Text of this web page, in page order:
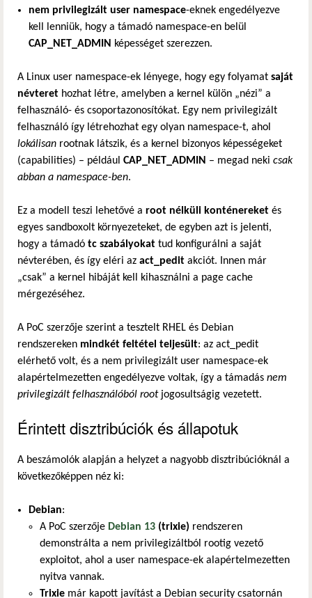
nem privilegizált user namespace-eknek engedélyezve
kell lenniük, hogy a támadó namespace-en belül
CAP_NET_ADMIN képességet szerezzen.
A Linux user namespace-ek lényege, hogy egy folyamat saját
névteret hozhat létre, amelyben a kernel külön „nézi” a
felhasználó- és csoportazonosítókat. Egy nem privilegizált
felhasználó így létrehozhat egy olyan namespace-t, ahol
lokálisan rootnak látszik, és a kernel bizonyos képességeket
(capabilities) – például CAP_NET_ADMIN – megad neki csak
abban a namespace-ben.
Ez a modell teszi lehetővé a root nélküli konténereket és
egyes sandboxolt környezeteket, de egyben azt is jelenti,
hogy a támadó tc szabályokat tud konfigurálni a saját
névterében, és így eléri az act_pedit akciót. Innen már
„csak” a kernel hibáját kell kihasználni a page cache
mérgezéséhez.
A PoC szerzője szerint a tesztelt RHEL és Debian
rendszereken mindkét feltétel teljesült: az act_pedit
elérhető volt, és a nem privilegizált user namespace-ek
alapértelmezetten engedélyezve voltak, így a támadás nem
privilegizált felhasználóból rootjogosultságig vezetett.
Érintett disztribúciók és állapotuk
A beszámolók alapján a helyzet a nagyobb disztribúcióknál a
következőképpen néz ki:
Debian:
A PoC szerzője Debian 13 (trixie) rendszeren
demonstrálta a nem privilegizáltból rootig vezető
exploitot, ahol a user namespace-ek alapértelmezetten
nyitva vannak.
Trixie már kapott javítást a Debian security csatornán